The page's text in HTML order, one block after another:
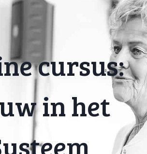
cursus:
in het